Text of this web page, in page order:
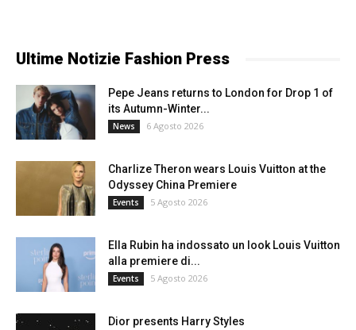
Ultime Notizie Fashion Press
Pepe Jeans returns to London for Drop 1 of
its Autumn-Winter...
News 6 Agosto 2026
Charlize Theron wears Louis Vuitton at the
Odyssey China Premiere
Events 5 Agosto 2026
Ella Rubin ha indossato un look Louis Vuitton
alla premiere di...
Events 5 Agosto 2026
Dior presents Harry Styles